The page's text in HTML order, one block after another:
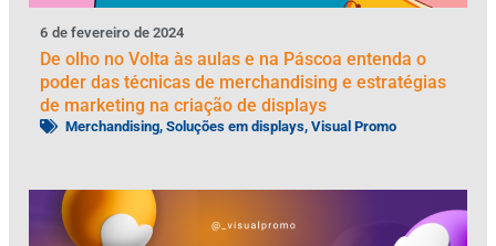
6 de fevereiro de 2024
De olho no Volta às aulas e na Páscoa entenda o
poder das técnicas de merchandising e estratégias
de marketing na criação de displays
Merchandising,Soluções em displays,Visual Promo